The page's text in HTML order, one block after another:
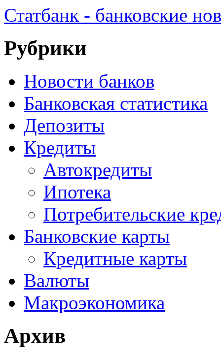
Статбанк - банковские
Рубрики
Новости банков
Банковская статистика
Депозиты
Кредиты
Автокредиты
Ипотека
Потребительские
Банковские карты
Кредитные карты
Валюты
Макроэкономика
Архив